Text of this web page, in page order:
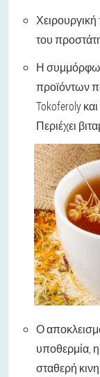
του
Η
προϊόντων
Tokoferoly
Περιέχει
Ο
υποθερμία,
σταθερή